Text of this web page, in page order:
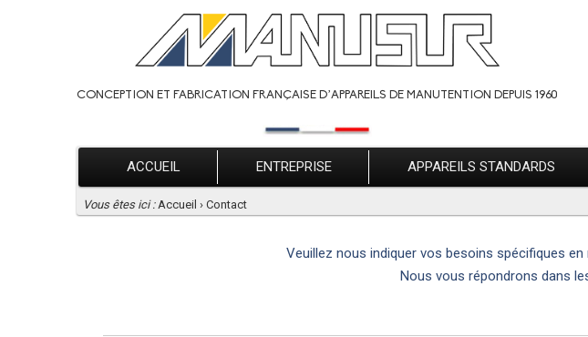
CONCEPTION ET FABRICATION FRANÇAISE D’APPAREILS DE MANUTENTION DEPUIS 1960
ACCUEIL ENTREPRISE APPAREILS STANDARDS
Vous êtes ici : Accueil › Contact
Veuillez nous indiquer vos besoins spécifiques
Nous vous répondrons dans